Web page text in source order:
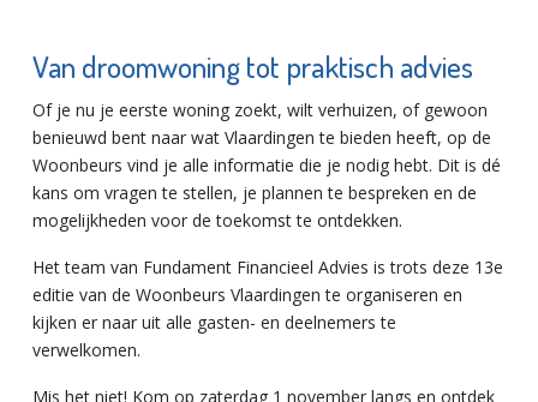
Van droomwoning tot praktisch advies
Of je nu je eerste woning zoekt, wilt verhuizen, of gewoon
benieuwd bent naar wat Vlaardingen te bieden heeft, op de
Woonbeurs vind je alle informatie die je nodig hebt. Dit is dé
kans om vragen te stellen, je plannen te bespreken en de
mogelijkheden voor de toekomst te ontdekken.
Het team van Fundament Financieel Advies is trots deze 13e
editie van de Woonbeurs Vlaardingen te organiseren en
kijken er naar uit alle gasten- en deelnemers te
verwelkomen.
Mis het niet! Kom op zaterdag 1 november langs en ontdek